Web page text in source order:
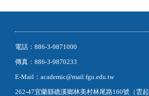
電話：886-3-9871000
傳真：886-3-9870233
E-Mail：academic@mail.fgu.edu.tw
262-47宜蘭縣礁溪鄉林美村林尾路160號（雲起